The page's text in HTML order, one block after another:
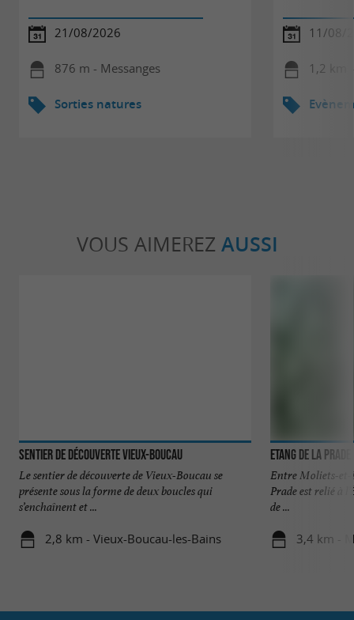
21/08/2026
876 m - Messanges
Sorties natures
11/08/
1,2 km
VOUS AIMEREZ AUSSI
Sentier de découverte Vieux-Boucau
Le sentier de découverte de Vieux-Boucau se
présente sous la forme de deux boucles qui
s’enchaînent et ...
2,8 km - Vieux-Boucau-les-Bains
Etang de la Prade
Entre Moliets-et-
Prade est relié à
de ...
3,4 km -